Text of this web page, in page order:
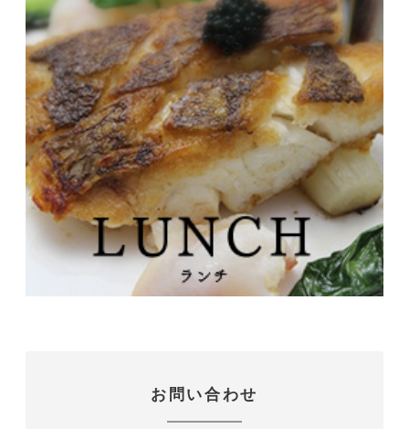
お問い合わせ